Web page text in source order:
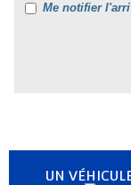
Me notifier
UN